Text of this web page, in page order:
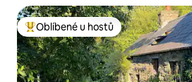
Nejlepší v kategorii Oblíbené u hostů
Oblíbené u hostů